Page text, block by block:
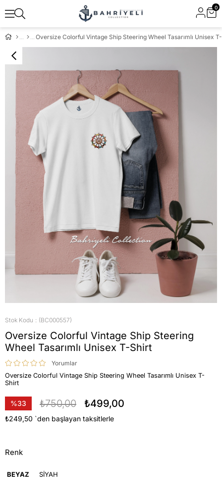
0
Oversize Colorful Vintage Ship Steering Wheel Tasarımlı Unisex
Stok Kodu (BC000557)
Oversize Colorful Vintage Ship Steering
Wheel Tasarımlı Unisex T-Shirt
Yorumlar
Oversize Colorful Vintage Ship Steering Wheel Tasarımlı Unisex T-
Shirt
%33
İndirim
₺750,00 ₺499,00
₺249,50 `den başlayan taksitlerle
Renk
BEYAZ SİYAH